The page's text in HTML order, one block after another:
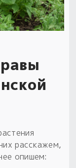
расскажем,
опишем: